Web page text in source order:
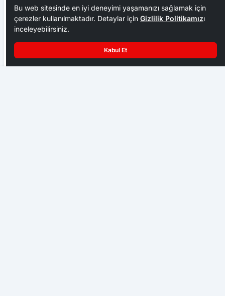
Ankara Ziraat Odaları; hububat alım fiyatları çiftçimizi
Bu web sitesinde en iyi deneyimi yaşamanızı sağlamak için
çerezler kullanılmaktadır. Detaylar için Gizlilik Politikamızı
inceleyebilirsiniz.
Kabul Et